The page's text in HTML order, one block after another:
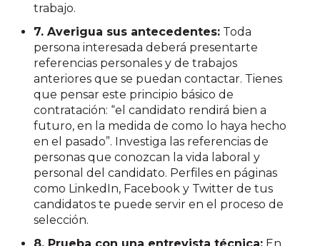
trabajo.
7. Averigua sus antecedentes: Toda
persona interesada deberá presentarte
referencias personales y de trabajos
anteriores que se puedan contactar. Tienes
que pensar este principio básico de
contratación: “el candidato rendirá bien a
futuro, en la medida de como lo haya hecho
en el pasado”. Investiga las referencias de
personas que conozcan la vida laboral y
personal del candidato. Perfiles en páginas
como LinkedIn, Facebook y Twitter de tus
candidatos te puede servir en el proceso de
selección.